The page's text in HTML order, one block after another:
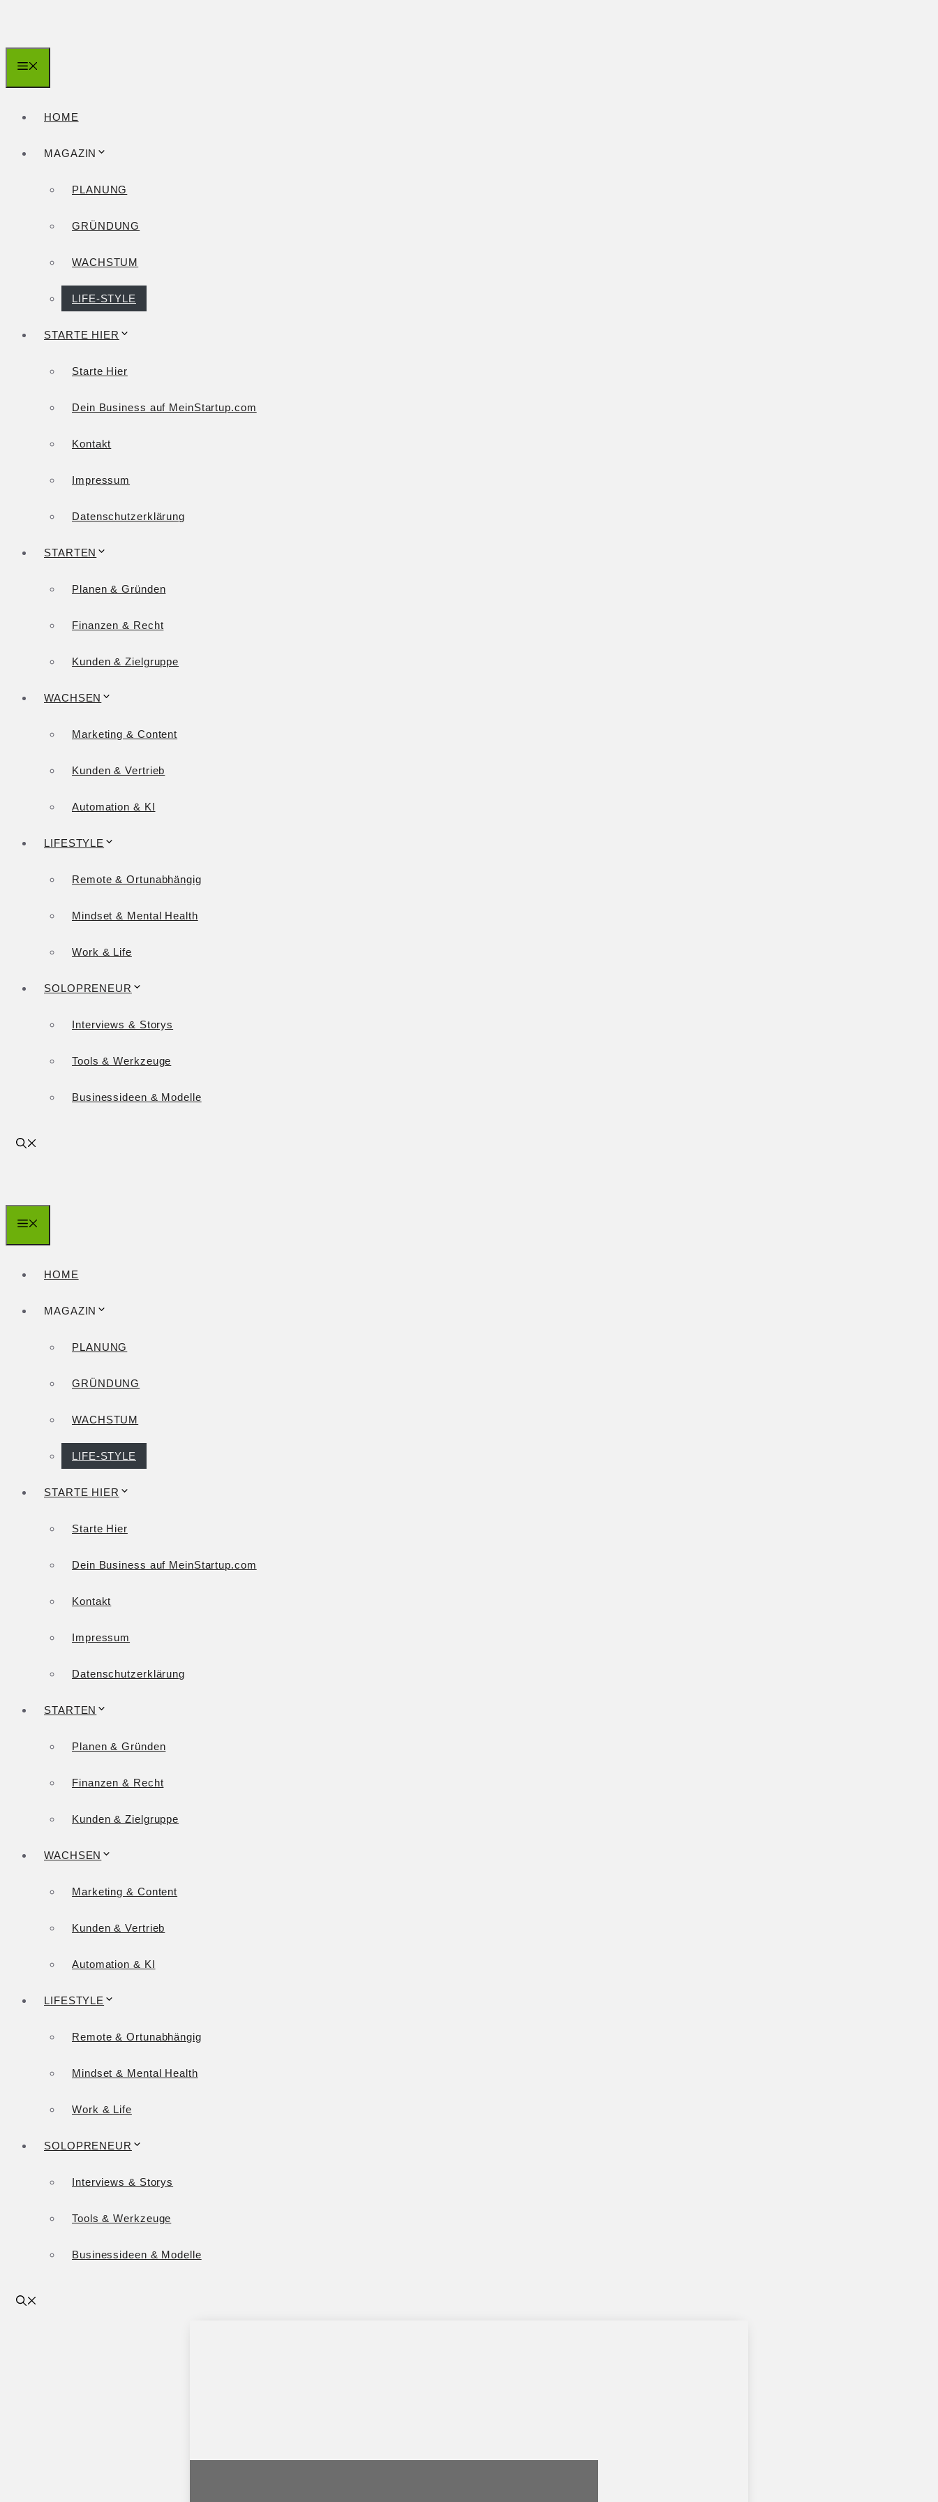
springen
HOME
MAGAZIN
PLANUNG
GRÜNDUNG
WACHSTUM
LIFE-STYLE
STARTE HIER
Starte Hier
Dein Business auf MeinStartup.com
Kontakt
Impressum
Datenschutzerklärung
STARTEN
Planen & Gründen
Finanzen & Recht
Kunden & Zielgruppe
WACHSEN
Marketing & Content
Kunden & Vertrieb
Automation & KI
LIFESTYLE
Remote & Ortunabhängig
Mindset & Mental Health
Work & Life
SOLOPRENEUR
Interviews & Storys
Tools & Werkzeuge
Businessideen & Modelle
HOME
MAGAZIN
PLANUNG
GRÜNDUNG
WACHSTUM
LIFE-STYLE
STARTE HIER
Starte Hier
Dein Business auf MeinStartup.com
Kontakt
Impressum
Datenschutzerklärung
STARTEN
Planen & Gründen
Finanzen & Recht
Kunden & Zielgruppe
WACHSEN
Marketing & Content
Kunden & Vertrieb
Automation & KI
LIFESTYLE
Remote & Ortunabhängig
Mindset & Mental Health
Work & Life
SOLOPRENEUR
Interviews & Storys
Tools & Werkzeuge
Businessideen & Modelle